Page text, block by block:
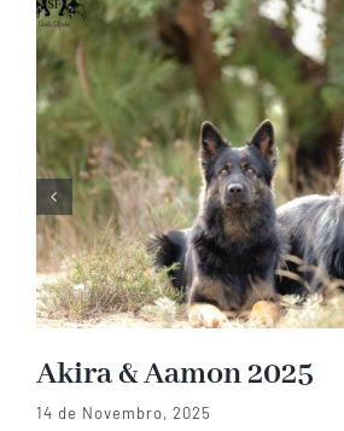
Raksha & Ner’Zhul 2026
1 de Setembro, 2025